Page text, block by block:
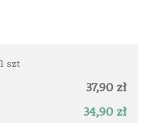
1 szt
37,90 zł
34,90 zł